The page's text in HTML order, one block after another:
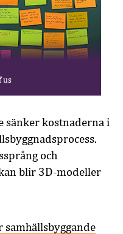
us
kostnaderna i
och
blir 3D-modeller